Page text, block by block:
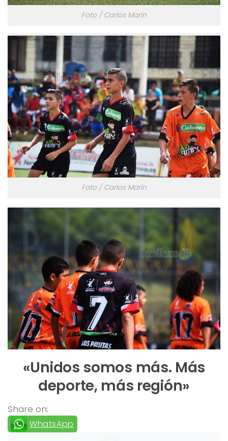
Foto / Carlos Marín
Foto / Carlos Marín
«Unidos somos más. Más
deporte, más región»
Share on:
WhatsApp